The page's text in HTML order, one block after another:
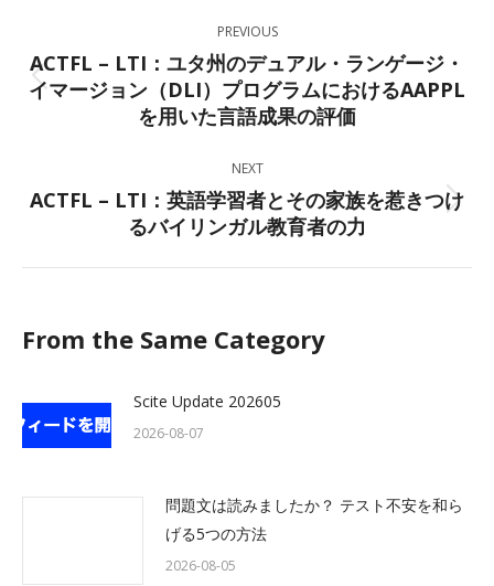
navigation
PREVIOUS
Previous
post:
ACTFL – LTI：ユタ州のデュアル・ランゲージ・
イマージョン（DLI）プログラムにおけるAAPPL
を用いた言語成果の評価
NEXT
Next
post:
ACTFL – LTI：英語学習者とその家族を惹きつけ
るバイリンガル教育者の力
From the Same Category
Scite Update 202605
2026-08-07
問題文は読みましたか？ テスト不安を和ら
げる5つの方法
2026-08-05